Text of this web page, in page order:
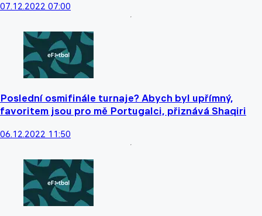
07.12.2022 07:00
Poslední osmifinále turnaje? Abych byl upřímný,
favoritem jsou pro mě Portugalci, přiznává Shaqiri
06.12.2022 11:50